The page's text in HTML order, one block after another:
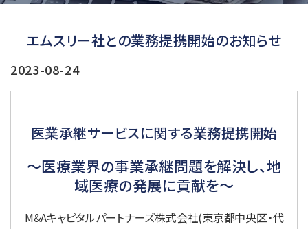
エムスリー社との業務提携開始のお知らせ
2023-08-24
医業承継サービスに関する業務提携開始
～医療業界の事業承継問題を解決し、地
域医療の発展に貢献を～
M&Aキャピタルパートナーズ株式会社(東京都中央区・代